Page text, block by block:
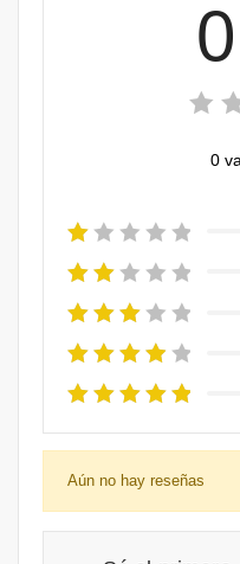
0
Aún no hay reseñas